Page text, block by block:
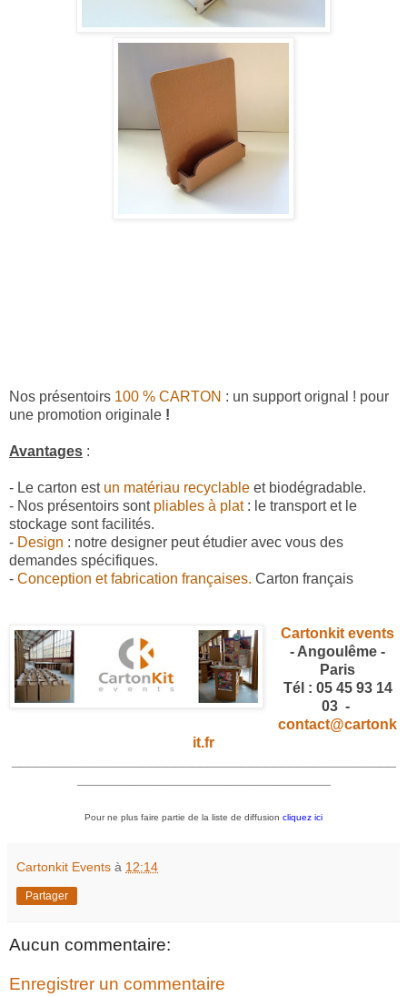
Nos présentoirs 100 % CARTON : un support orignal ! pour
une promotion originale !
Avantages :
- Le carton est un matériau recyclable et biodégradable.
- Nos présentoirs sont pliables à plat : le transport et le
stockage sont facilités.
- Design : notre designer peut étudier avec vous des
demandes spécifiques.
- Conception et fabrication françaises. Carton français
Cartonkit events
- Angoulême -
Paris
Tél : 05 45 93 14
03 -
contact@cartonk
it.fr
Pour ne plus faire partie de la liste de diffusion cliquez ici
Cartonkit Events à 12:14
Partager
Aucun commentaire:
Enregistrer un commentaire